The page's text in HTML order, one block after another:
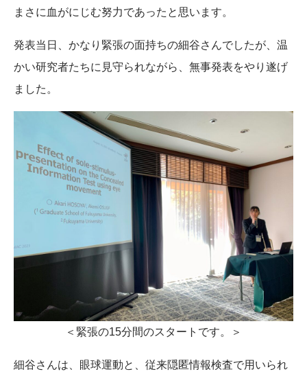
まさに血がにじむ努力であったと思います。
発表当日、かなり緊張の面持ちの細谷さんでしたが、温
かい研究者たちに見守られながら、無事発表をやり遂げ
ました。
＜緊張の15分間のスタートです。＞
細谷さんは、眼球運動と、従来隠匿情報検査で用いられ